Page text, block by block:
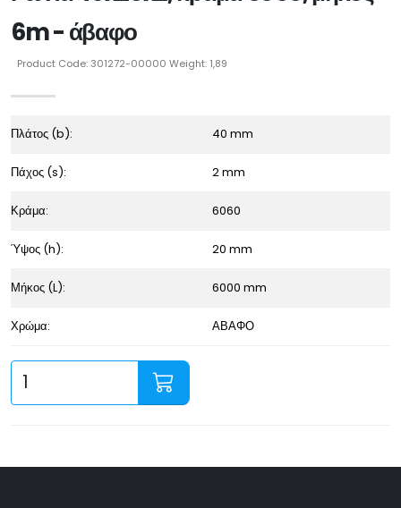
6m - άβαφο
Product Code: 301272-00000 Weight: 1,89
Πλάτος (b): 40 mm
Πάχος (s): 2 mm
Κράμα: 6060
Ύψος (h): 20 mm
Μήκος (L): 6000 mm
Χρώμα: ΑΒΑΦΟ